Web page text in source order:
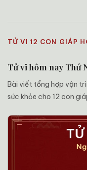
TỬ VI 12 CON GIÁP
Tử vi hôm nay Thứ
Bài viết tổng hợp vận
sức khỏe cho 12 con